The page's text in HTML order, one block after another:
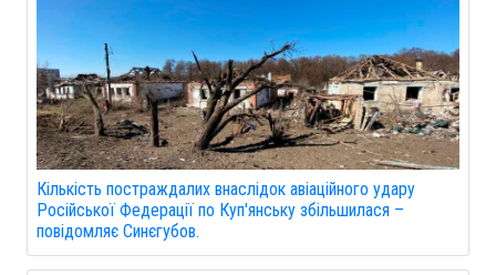
Кількість постраждалих внаслідок авіаційного удару
Російської Федерації по Куп'янську збільшилася –
повідомляє Синєгубов.